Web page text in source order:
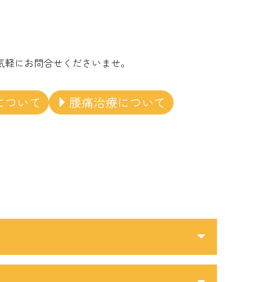
にお問合せくださいませ。
いて
腰痛治療について